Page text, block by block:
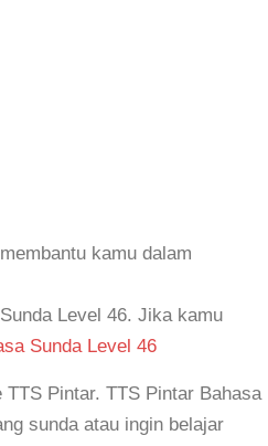
kamu dalam
Level 46. Jika kamu
Sunda Level 46
Pintar. TTS Pintar Bahasa
sunda atau ingin belajar